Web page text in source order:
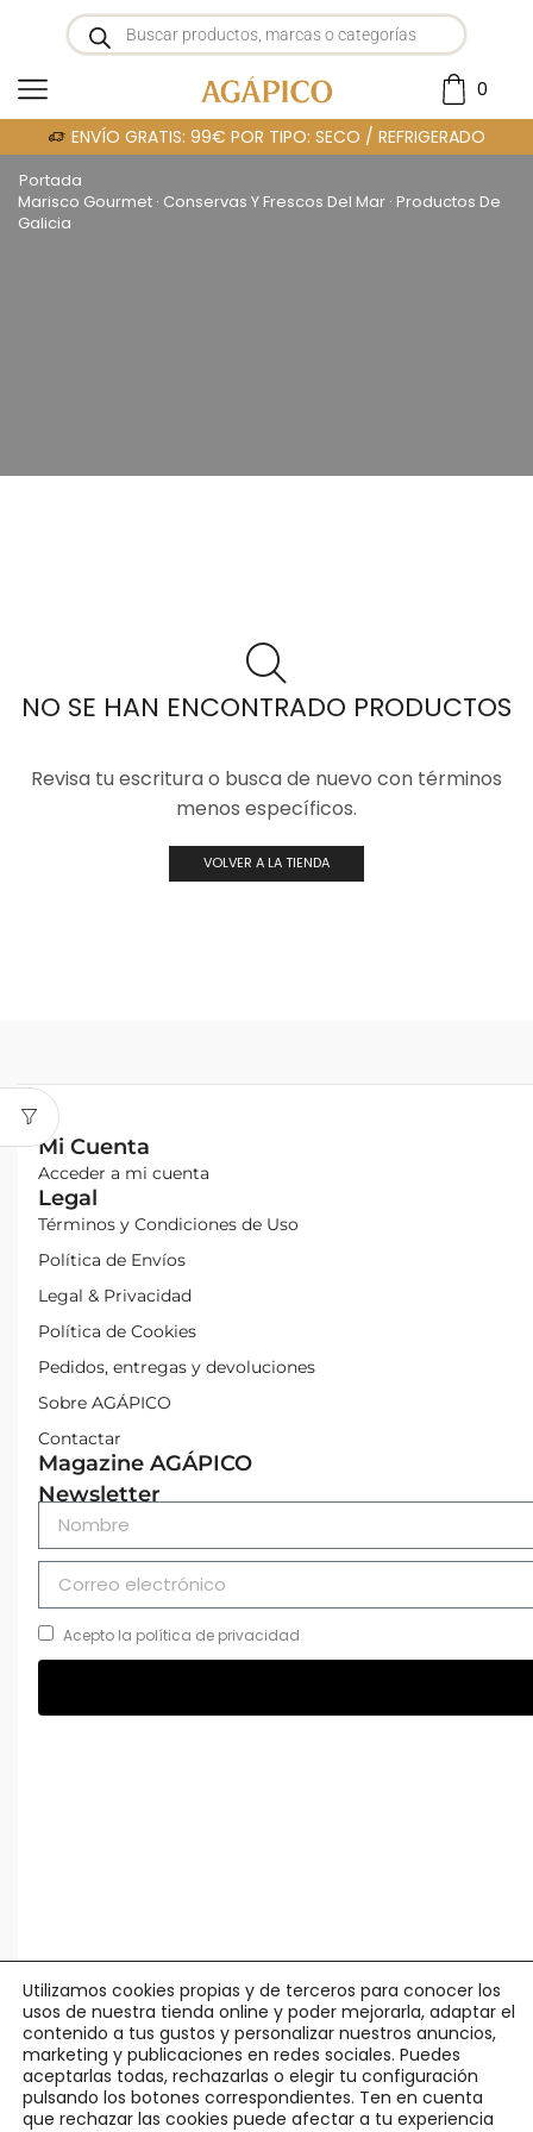
0
ENVÍO GRATIS: 99€ POR TIPO: SECO / REFRIGERADO
Portada
Marisco Gourmet · Conservas Y Frescos Del Mar · Productos De
Galicia
NO SE HAN ENCONTRADO PRODUCTOS
Revisa tu escritura o busca de nuevo con términos
menos específicos.
VOLVER A LA TIENDA
Mi Cuenta
Acceder a mi cuenta
Legal
Términos y Condiciones de Uso
Política de Envíos
Legal & Privacidad
Política de Cookies
Pedidos, entregas y devoluciones
Sobre AGÁPICO
Contactar
Magazine AGÁPICO
Newsletter
Acepto la política de privacidad
Utilizamos cookies propias y de terceros para conocer los
usos de nuestra tienda online y poder mejorarla, adaptar el
contenido a tus gustos y personalizar nuestros anuncios,
marketing y publicaciones en redes sociales. Puedes
aceptarlas todas, rechazarlas o elegir tu configuración
pulsando los botones correspondientes. Ten en cuenta
que rechazar las cookies puede afectar a tu experiencia